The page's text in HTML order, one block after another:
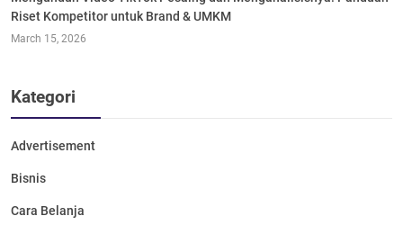
Riset Kompetitor untuk Brand & UMKM
March 15, 2026
Kategori
Advertisement
Bisnis
Cara Belanja